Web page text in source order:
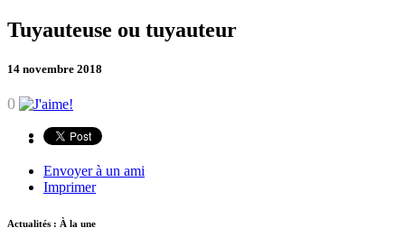
Tuyauteuse ou tuyauteur
14 novembre 2018
0
Envoyer à un ami
Imprimer
Actualités : À la une